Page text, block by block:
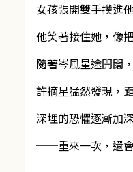
女孩張開雙手撲進
他笑著接住她，像
隨著岑風星途開闊
許摘星猛然發現，
深埋的恐懼逐漸加
──重來一次，還